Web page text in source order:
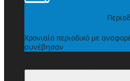
Χρονιαίο περιοδικό με
συνέβησαν